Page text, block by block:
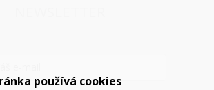
používá cookies